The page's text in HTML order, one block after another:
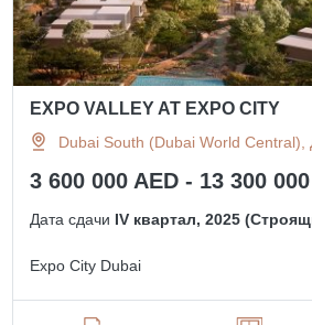
EXPO VALLEY AT EXPO CITY
Dubai South (Dubai World Central),
3 600 000 AED - 13 300
Дата сдачи IV квартал, 2025
Expo City Dubai